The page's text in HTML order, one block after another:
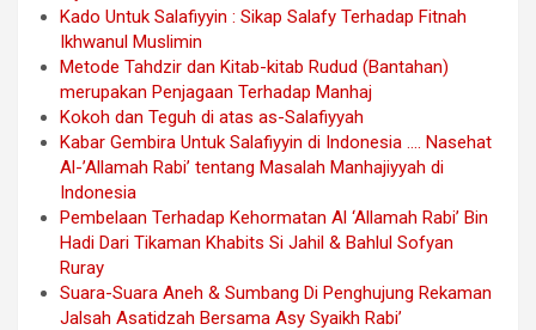
Kado Untuk Salafiyyin : Sikap Salafy Terhadap Fitnah
Ikhwanul Muslimin
Metode Tahdzir dan Kitab-kitab Rudud (Bantahan)
merupakan Penjagaan Terhadap Manhaj
Kokoh dan Teguh di atas as-Salafiyyah
Kabar Gembira Untuk Salafiyyin di Indonesia …. Nasehat
Al-’Allamah Rabi’ tentang Masalah Manhajiyyah di
Indonesia
Pembelaan Terhadap Kehormatan Al ‘Allamah Rabi’ Bin
Hadi Dari Tikaman Khabits Si Jahil & Bahlul Sofyan
Ruray
Suara-Suara Aneh & Sumbang Di Penghujung Rekaman
Jalsah Asatidzah Bersama Asy Syaikh Rabi’